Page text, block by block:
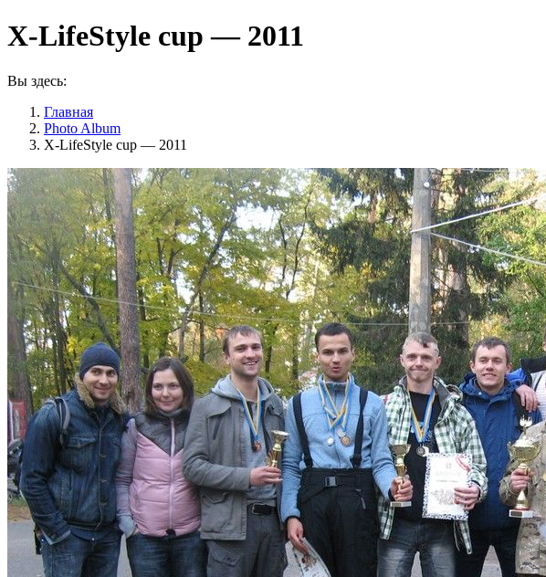
X-LifeStyle cup — 2011
Вы здесь:
Главная
Photo Album
X-LifeStyle cup — 2011